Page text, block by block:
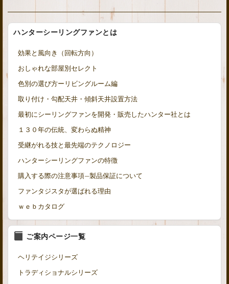
ハンターシーリングファンとは
効果と風向き（回転方向）
おしゃれな部屋別セレクト
色別の選び方ーリビングルーム編
取り付け・勾配天井・傾斜天井設置方法
最初にシーリングファンを開発・販売したハンター社とは
１３０年の伝統、変わらぬ精神
受継がれる技と最先端のテクノロジー
ハンターシーリングファンの特徴
購入する際の注意事項—製品保証について
ファンタジスタが選ばれる理由
ｗｅｂカタログ
ご案内ページ一覧
ヘリテイジシリーズ
トラディショナルシリーズ